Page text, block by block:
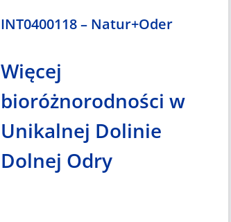
INT0400118 – Natur+Oder
Więcej
bioróżnorodności w
Unikalnej Dolinie
Dolnej Odry